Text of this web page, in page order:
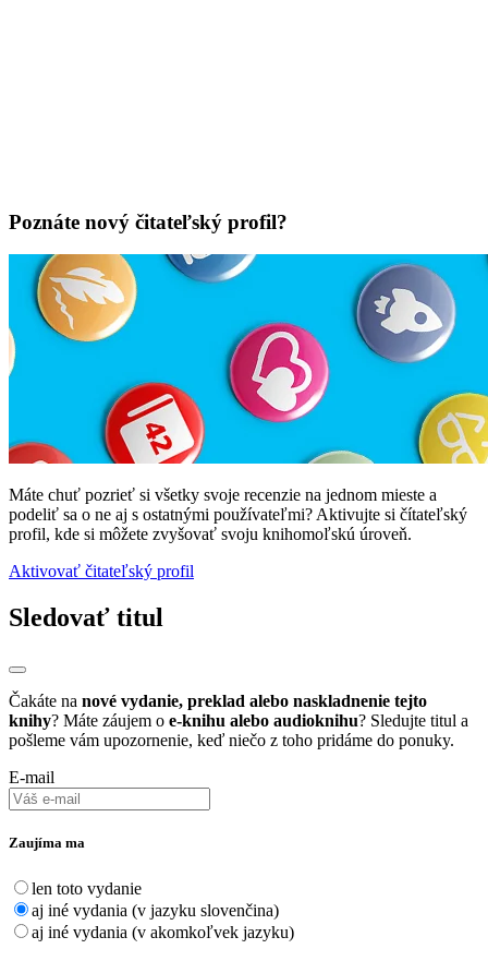
Poznáte nový čitateľský profil?
Máte chuť pozrieť si všetky svoje recenzie na jednom mieste a
podeliť sa o ne aj s ostatnými používateľmi? Aktivujte si čítateľský
profil, kde si môžete zvyšovať svoju knihomoľskú úroveň.
Aktivovať čitateľský profil
Sledovať titul
Čakáte na nové vydanie, preklad alebo naskladnenie tejto
knihy? Máte záujem o e-knihu alebo audioknihu? Sledujte titul a
pošleme vám upozornenie, keď niečo z toho pridáme do ponuky.
E-mail
Zaujíma ma
len toto vydanie
aj iné vydania (v jazyku slovenčina)
aj iné vydania (v akomkoľvek jazyku)